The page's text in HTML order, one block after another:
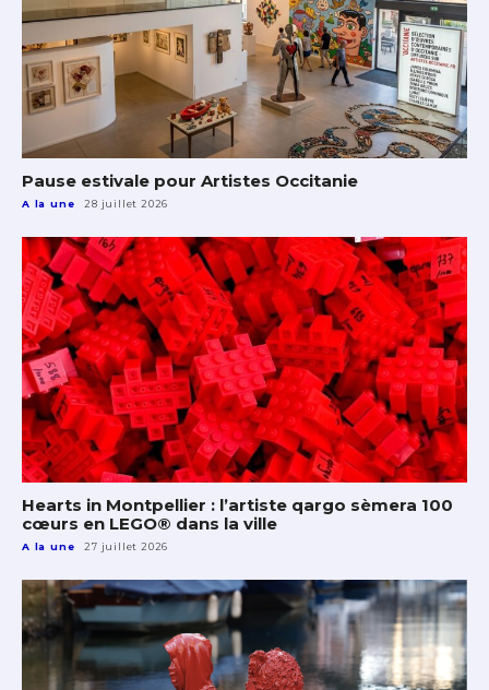
Pause estivale pour Artistes Occitanie
A la une 28 juillet 2026
Hearts in Montpellier : l’artiste qargo sèmera 100
cœurs en LEGO® dans la ville
A la une 27 juillet 2026